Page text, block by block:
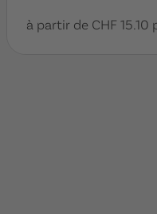
à partir de CHF 15.10